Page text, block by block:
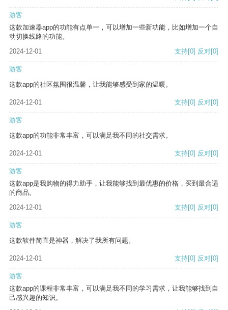
游客
这款加速器app的功能有点单一，可以增加一些新功能，比如增加一个自
动切换线路的功能。
2024-12-01
支持[0] 反对[0]
游客
这款app的社区氛围很温馨，让我能够感受到家的温暖。
2024-12-01 支持[0] 反对[0]
游客
这款app的功能非常丰富，可以满足我不同的社交需求。
2024-12-01 支持[0] 反对[0]
游客
这款app是我购物的得力助手，让我能够找到最优惠的价格，买到最合适
的商品。
2024-12-01
支持[0] 反对[0]
游客
这款软件简直是神器，解决了我所有问题。
2024-12-01 支持[0] 反对[0]
游客
这款app的课程非常丰富，可以满足我不同的学习需求，让我能够找到自
己感兴趣的知识。